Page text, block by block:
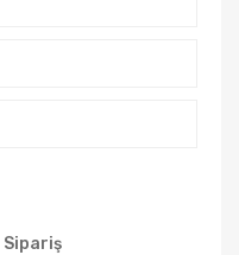
Sipariş